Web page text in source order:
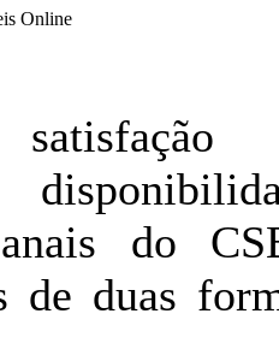
Online
do
de duas